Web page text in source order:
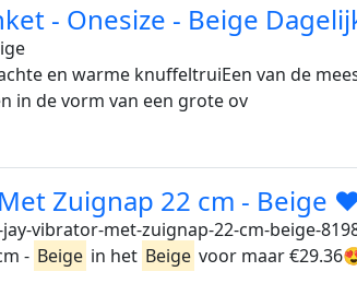
- Onesize - Beige
en warme knuffeltruiEen van de
in de vorm van een grote ov
Met Zuignap 22 cm -
vibrator-met-zuignap-22-cm-beige-
- Beige in het Beige voor maar